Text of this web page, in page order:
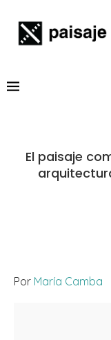
El paisaje
Por María Camba